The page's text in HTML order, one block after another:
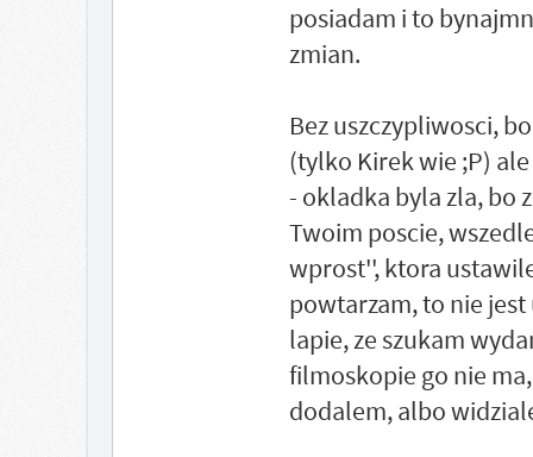
posiadam i to
zmian.
Bez uszczypliwosci,
(tylko Kirek wie ;P)
- okladka byla zla, bo
Twoim poscie,
wprost'', ktora
powtarzam, to nie jest
lapie, ze szukam
filmoskopie go nie
dodalem, albo